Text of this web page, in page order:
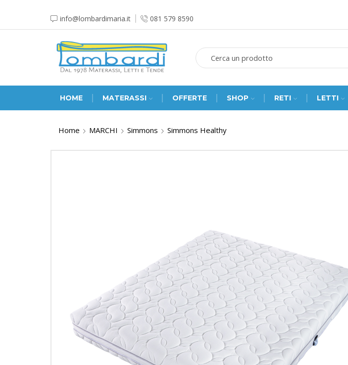
info@lombardimaria.it 081 579 8590
HOME MATERASSI OFFERTE SHOP RETI LETTI
Home MARCHI Simmons Simmons Healthy